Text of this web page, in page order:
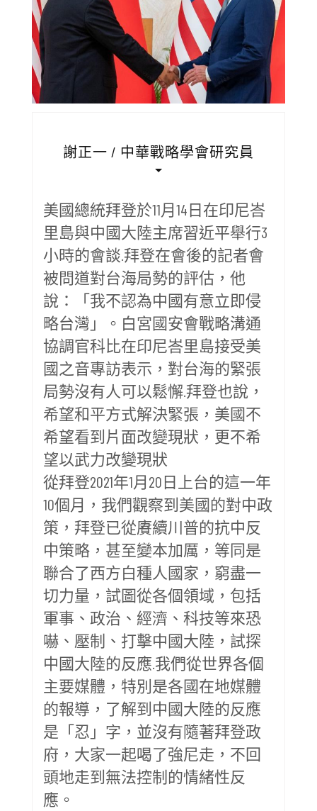
謝正一 / 中華戰略學會研究員
美國總統拜登於11月14日在印尼峇
里島與中國大陸主席習近平舉行3
小時的會談.拜登在會後的記者會
被問道對台海局勢的評估，他
說：「我不認為中國有意立即侵
略台灣」。白宮國安會戰略溝通
協調官科比在印尼峇里島接受美
國之音專訪表示，對台海的緊張
局勢沒有人可以鬆懈.拜登也說，
希望和平方式解決緊張，美國不
希望看到片面改變現狀，更不希
望以武力改變現狀
從拜登2021年1月20日上台的這一年
10個月，我們觀察到美國的對中政
策，拜登已從賡續川普的抗中反
中策略，甚至變本加厲，等同是
聯合了西方白種人國家，窮盡一
切力量，試圖從各個領域，包括
軍事、政治、經濟、科技等來恐
嚇、壓制、打擊中國大陸，試探
中國大陸的反應.我們從世界各個
主要媒體，特別是各國在地媒體
的報導，了解到中國大陸的反應
是「忍」字，並沒有隨著拜登政
府，大家一起喝了強尼走，不回
頭地走到無法控制的情緒性反
應。